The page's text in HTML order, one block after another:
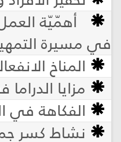
أهمّيّة
في مسيرة
المناخ
مزايا
الفكاهة في
نشاط كسر